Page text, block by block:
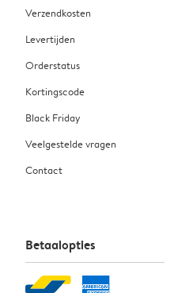
Verzendkosten
Levertijden
Orderstatus
Kortingscode
Black Friday
Veelgestelde vragen
Contact
Betaalopties